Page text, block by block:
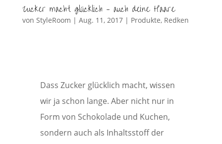
Zucker macht glücklich – auch deine Haare
von StyleRoom | Aug. 11, 2017| Produkte, Redken
Dass Zucker glücklich macht, wissen
wir ja schon lange. Aber nicht nur in
Form von Schokolade und Kuchen,
sondern auch als Inhaltsstoff der